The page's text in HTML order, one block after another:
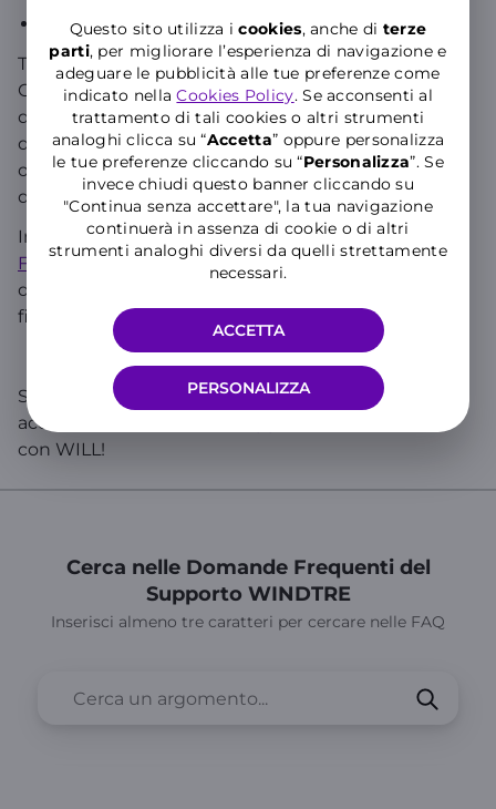
Questo sito utilizza icookies, anche di terze
parti, per migliorare l’esperienza di navigazione e
adeguare le pubblicità alle tue preferenze come
indicato nellaCookies Policy. Se acconsenti al
trattamento di tali cookies o altri strumenti
analoghi clicca su “Accetta” oppure personalizza
le tue preferenze cliccando su “Personalizza”. Se
invece chiudi questo banner cliccando su
"Continua senza accettare", la tua navigazione
continuerà in assenza di cookie o di altri
strumenti analoghi diversi da quelli strettamente
necessari.
PERSONALIZZA
ACCETTA
copia del documento d’identità
Ti ricordiamo che in tutti i casi di risoluzione del
Contratto, salvo rinuncia, potrai avvalerti del diritto
di trasferire la/e numerazione/i cessata/e a seguito
della risoluzione contrattuale verso un altro
operatore entro e non oltre 60 (sessanta) giorni
dalla data della risoluzione.
In alternativa è possibile inviare anche il modulo
Fisso Privatie ilmodulo Fisso PIVAcorredato di un
documento di identità e della copia del codice
fiscale.
Se cerchi informazioni specifiche sul tuo numero,
accedi all’
con WILL!
Cerca nelle Domande Frequenti del
Supporto WINDTRE
Inserisci almeno tre caratteri per cercare nelle FAQ